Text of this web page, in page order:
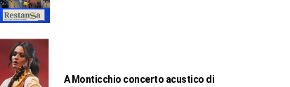
A Monticchio concerto acustico di